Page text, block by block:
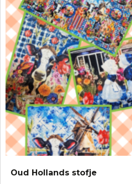
Oud Hollands stofje